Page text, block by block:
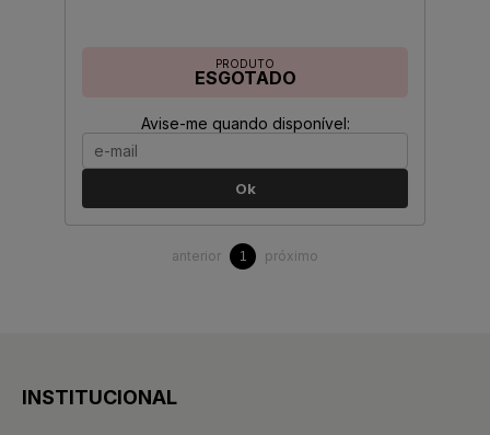
PRODUTO
ESGOTADO
Avise-me quando disponível:
Ok
anterior 1 próximo
INSTITUCIONAL